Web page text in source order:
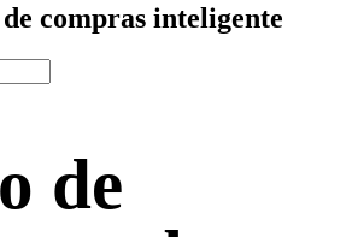
compras inteligente
de